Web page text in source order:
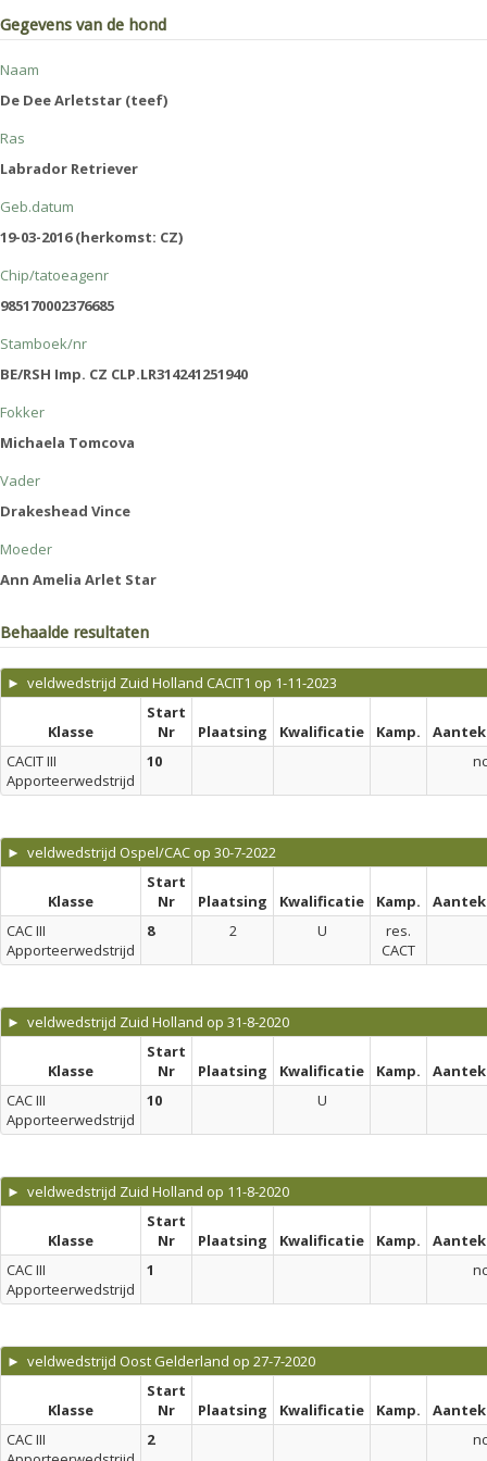
Gegevens van de hond
Naam
De Dee Arletstar (teef)
Ras
Labrador Retriever
Geb.datum
19-03-2016 (herkomst: CZ)
Chip/tatoeagenr
985170002376685
Stamboek/nr
BE/RSH Imp. CZ CLP.LR314241251940
Fokker
Michaela Tomcova
Vader
Drakeshead Vince
Moeder
Ann Amelia Arlet Star
Behaalde resultaten
► veldwedstrijd Zuid Holland CACIT1 op 1-11-2023
Klasse
Start
Nr
Plaatsing Kwalificatie Kamp.
CACIT III
Apporteerwedstrijd
10 nc
► veldwedstrijd Ospel/CAC op 30-7-2022
Klasse
Start
Nr
Plaatsing Kwalificatie Kamp.
CAC III
Apporteerwedstrijd
8 2 U
res.
CACT
► veldwedstrijd Zuid Holland op 31-8-2020
Klasse
Start
Nr
Plaatsing Kwalificatie Kamp.
CAC III
Apporteerwedstrijd
10 U
► veldwedstrijd Zuid Holland op 11-8-2020
Klasse
Start
Nr
Plaatsing Kwalificatie Kamp.
CAC III
Apporteerwedstrijd
1 nc
► veldwedstrijd Oost Gelderland op 27-7-2020
Klasse
Start
Nr
Plaatsing Kwalificatie Kamp.
CAC III
2 nc